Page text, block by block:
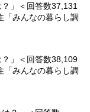
」＜回答数37,131
「みんなの暮らし調
？」＜回答数38,109
「みんなの暮らし調